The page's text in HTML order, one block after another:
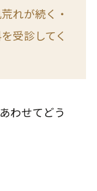
れが続く・
受診してく
わせてどう